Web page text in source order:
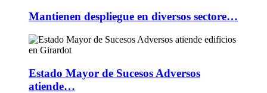
Mantienen despliegue en diversos sectore…
Estado Mayor de Sucesos Adversos
atiende…